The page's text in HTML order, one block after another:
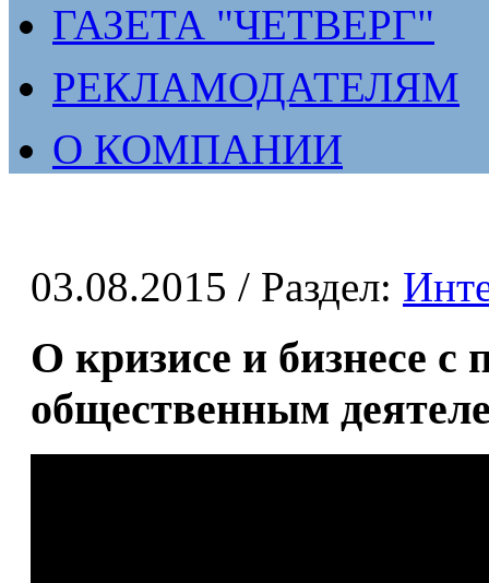
ГАЗЕТА "ЧЕТВЕРГ"
РЕКЛАМОДАТЕЛЯМ
О КОМПАНИИ
03.08.2015 / Раздел:
О кризисе и бизнесе с
общественным